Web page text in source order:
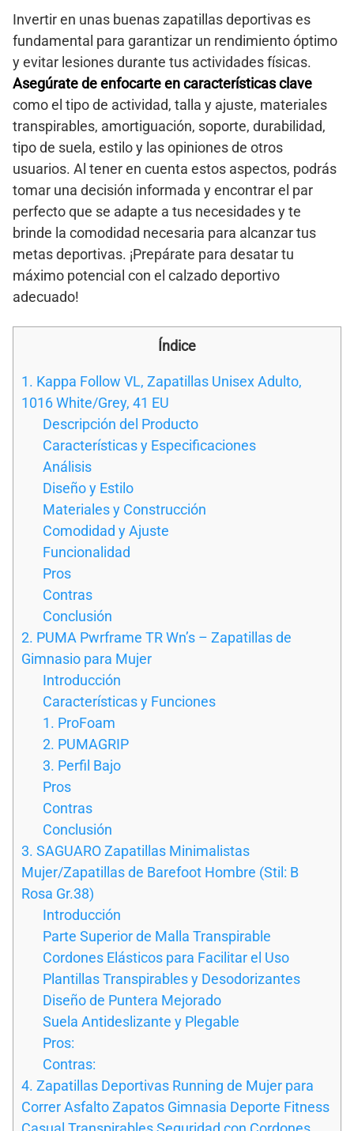
Invertir en unas buenas zapatillas deportivas es
fundamental para garantizar un rendimiento óptimo
y evitar lesiones durante tus actividades físicas.
Asegúrate de enfocarte en características clave
como el tipo de actividad, talla y ajuste, materiales
transpirables, amortiguación, soporte, durabilidad,
tipo de suela, estilo y las opiniones de otros
usuarios. Al tener en cuenta estos aspectos, podrás
tomar una decisión informada y encontrar el par
perfecto que se adapte a tus necesidades y te
brinde la comodidad necesaria para alcanzar tus
metas deportivas. ¡Prepárate para desatar tu
máximo potencial con el calzado deportivo
adecuado!
Índice
1. Kappa Follow VL, Zapatillas Unisex Adulto,
1016 White/Grey, 41 EU
Descripción del Producto
Características y Especificaciones
Análisis
Diseño y Estilo
Materiales y Construcción
Comodidad y Ajuste
Funcionalidad
Pros
Contras
Conclusión
2. PUMA Pwrframe TR Wn’s – Zapatillas de
Gimnasio para Mujer
Introducción
Características y Funciones
1. ProFoam
2. PUMAGRIP
3. Perfil Bajo
Pros
Contras
Conclusión
3. SAGUARO Zapatillas Minimalistas
Mujer/Zapatillas de Barefoot Hombre (Stil: B
Rosa Gr.38)
Introducción
Parte Superior de Malla Transpirable
Cordones Elásticos para Facilitar el Uso
Plantillas Transpirables y Desodorizantes
Diseño de Puntera Mejorado
Suela Antideslizante y Plegable
Pros:
Contras:
4. Zapatillas Deportivas Running de Mujer para
Correr Asfalto Zapatos Gimnasia Deporte Fitness